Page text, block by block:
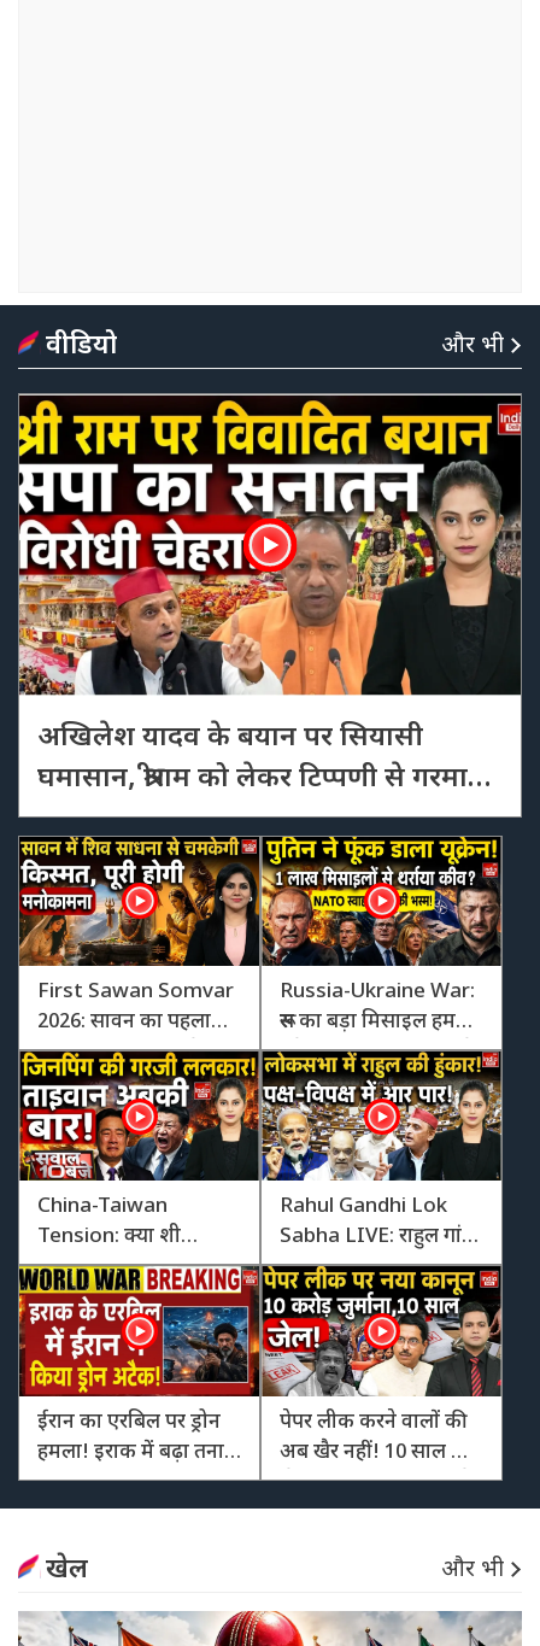
वीडियो और भी
अखिलेश यादव के बयान पर सियासी
घमासान, श्रीराम को लेकर टिप्पणी से गरमाई
यूपी की राजनीति
First Sawan Somvar
2026: सावन का पहला
सोमवार, शिव पूजा से
मिलेगा मनचाहा फल
Russia-Ukraine War:
रूस का बड़ा मिसाइल हमला,
यूक्रेन में तबाही; NATO ने
बढ़ाई सतर्कता
China-Taiwan
Tension: क्या शी
जिनपिंग ताइवान पर
आखिरी वार की तैयारी में
हैं? जानिए PLA और
HIMARS का पूरा
समीकरण
Rahul Gandhi Lok
Sabha LIVE: राहुल गांधी
की दहाड़, क्या सरकार
कराएगी बिल पास?
ईरान का एरबिल पर ड्रोन
हमला! इराक में बढ़ा तनाव;
मध्य पूर्व में फिर बढ़ी जंग
की आशंका
पेपर लीक करने वालों की
अब खैर नहीं! 10 साल की
जेल और 10 करोड़ जुर्माने
वाला कानून मंजूर
खेल और भी